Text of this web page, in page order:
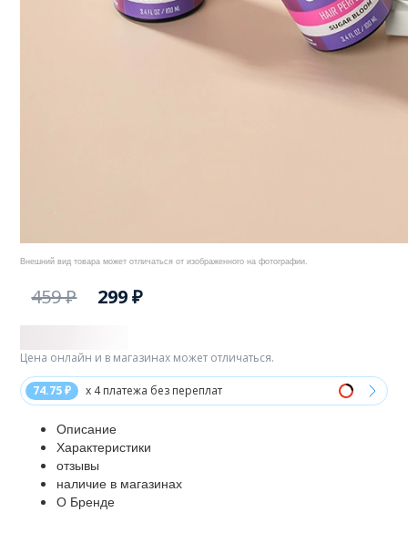
Внешний вид товара может отличаться от изображенного на фотографии.
459 ₽ 299 ₽
74.75 ₽ x 4 платежа без переплат
Цена онлайн и в магазинах может отличаться.
Описание
Характеристики
отзывы
наличие в магазинах
О Бренде